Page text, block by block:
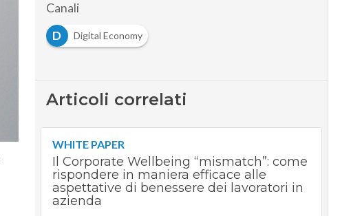
Canali
D
Digital Economy
Articoli correlati
WHITE PAPER
Il Corporate Wellbeing “mismatch”: come
rispondere in maniera efficace alle
aspettative di benessere dei lavoratori in
azienda